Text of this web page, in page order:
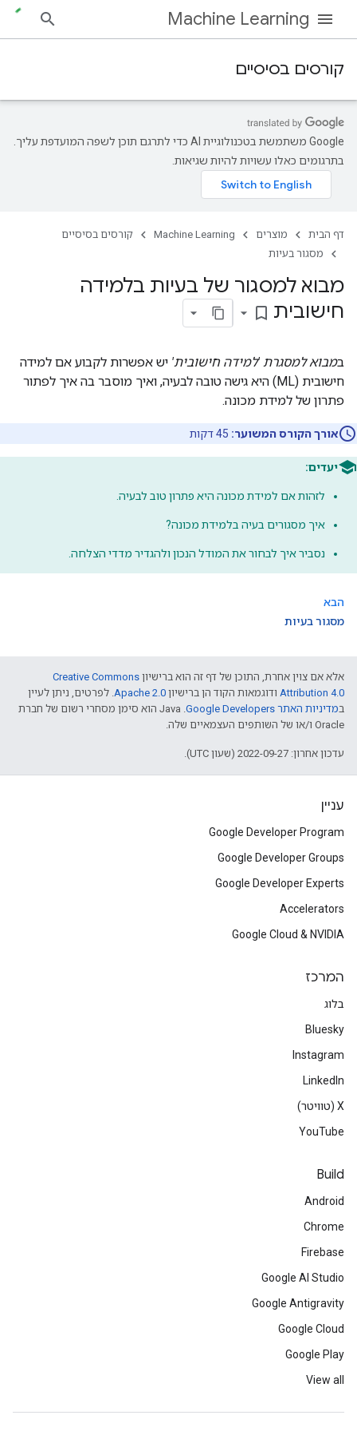
Machine Learning
קורסים בסיסיים
‫Google משתמשת בטכנולוגיית AI כדי לתרגם תוכן לשפה המועדפת עליך.
בתרגומים כאלו עשויות להיות שגיאות.
דף הבית מוצרים Machine Learning
קורסים בסיסיים
מסגור בעיות
מבוא למסגור של בעיות בלמידה
חישובית bookmark_border
במבוא למסגרת 'למידה חישובית' יש אפשרות לקבוע אם למידה
חישובית (ML) היא גישה טובה לבעיה, ואיך מוסבר בה איך לפתור
פתרון של למידת מכונה.
אורך הקורס המשוער:
יעדים:
לזהות אם למידת מכונה היא פתרון טוב לבעיה.
איך מסגורים בעיה בלמידת מכונה?
נסביר איך לבחור את המודל הנכון ולהגדיר מדדי הצלחה.
הבא
מסגור בעיות
אלא אם צוין אחרת, התוכן של דף זה הוא ברישיון Creative Commons
Attribution 4.0 ודוגמאות הקוד הן ברישיון Apache 2.0. לפרטים, ניתן לעיין
במדיניות האתר Google Developers‏
.‏ Java הוא סימן מסחרי רשום של חברת
Oracle ו/או של השותפים העצמאיים שלה.
עדכון אחרון: 2022-09-27 (שעון UTC).
עניין
Google Developer Program
Google Developer Groups
Google Developer Experts
Accelerators
Google Cloud & NVIDIA
המרכז
בלוג
Bluesky
Instagram
LinkedIn
‫X (טוויטר)
YouTube
Build
Android
Chrome
Firebase
Google AI Studio
Google Antigravity
Google Cloud
Google Play
View all